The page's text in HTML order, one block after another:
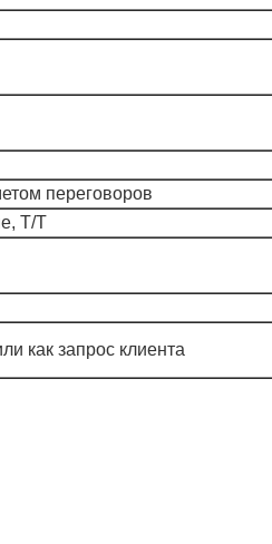
переговоров
T/T
как запрос клиента